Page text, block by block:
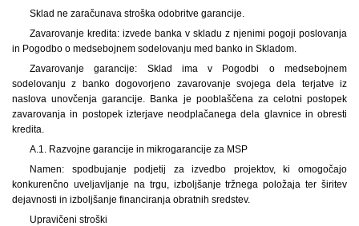
Sklad ne zaračunava stroška odobritve garancije.
Zavarovanje kredita: izvede banka v skladu z njenimi pogoji poslovanja
in Pogodbo o medsebojnem sodelovanju med banko in Skladom.
Zavarovanje garancije: Sklad ima v Pogodbi o medsebojnem
sodelovanju z banko dogovorjeno zavarovanje svojega dela terjatve iz
naslova unovčenja garancije. Banka je pooblaščena za celotni postopek
zavarovanja in postopek izterjave neodplačanega dela glavnice in obresti
kredita.
A.1. Razvojne garancije in mikrogarancije za MSP
Namen: spodbujanje podjetij za izvedbo projektov, ki omogočajo
konkurenčno uveljavljanje na trgu, izboljšanje tržnega položaja ter širitev
dejavnosti in izboljšanje financiranja obratnih sredstev.
Upravičeni stroški